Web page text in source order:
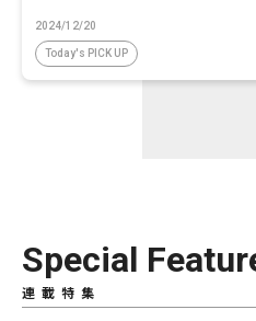
2024/12/20
Today's PICK UP
Special
連載特集